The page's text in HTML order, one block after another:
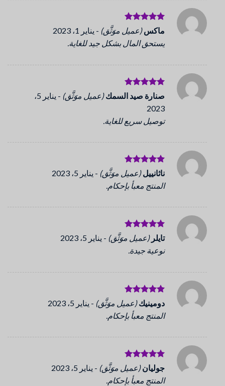
تم التقييم
5من 5
ماكس(عميل موَثَّق) - يناير 1، 2023
يستحق المال بشكل جيد للغاية.
تم التقييم
5من 5
صنارة صيد السمك(عميل موَثَّق) -
يناير 5،
2023
توصيل سريع للغاية.
تم التقييم
5من 5
ناثانييل(عميل موَثَّق) - يناير 5، 2023
المنتج معبأ بإحكام.
تم التقييم
5من 5
تايلر(عميل موَثَّق) - يناير 5، 2023
نوعية جيدة.
تم التقييم
5من 5
دومينيك(عميل موَثَّق) - يناير 5، 2023
المنتج معبأ بإحكام.
تم التقييم
5من 5
جوليان(عميل موَثَّق) - يناير 5، 2023
المنتج معبأ بإحكام.